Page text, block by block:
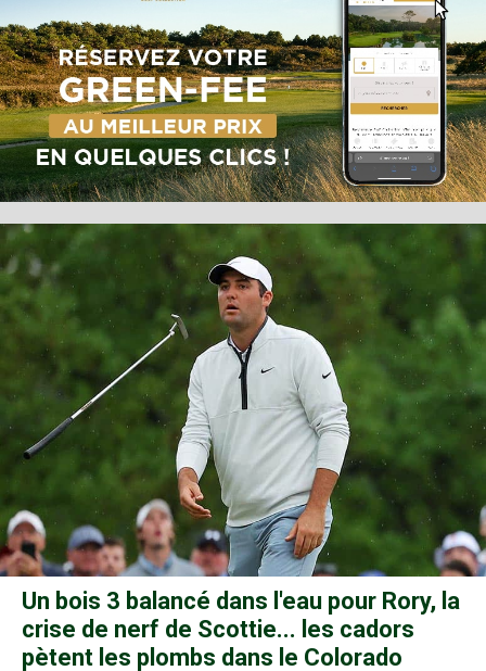
Un bois 3 balancé dans l'eau pour Rory, la
crise de nerf de Scottie... les cadors
pètent les plombs dans le Colorado